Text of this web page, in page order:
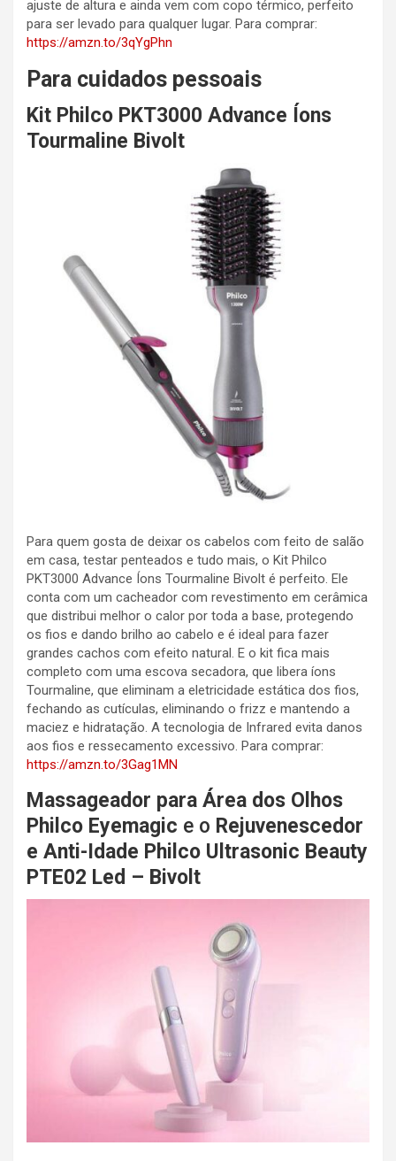
ajuste de altura e ainda vem com copo térmico, perfeito
para ser levado para qualquer lugar. Para comprar:
https://amzn.to/3qYgPhn
Para cuidados pessoais
Kit Philco PKT3000 Advance Íons
Tourmaline Bivolt
Para quem gosta de deixar os cabelos com feito de salão
em casa, testar penteados e tudo mais, o Kit Philco
PKT3000 Advance Íons Tourmaline Bivolt é perfeito. Ele
conta com um cacheador com revestimento em cerâmica
que distribui melhor o calor por toda a base, protegendo
os fios e dando brilho ao cabelo e é ideal para fazer
grandes cachos com efeito natural. E o kit fica mais
completo com uma escova secadora, que libera íons
Tourmaline, que eliminam a eletricidade estática dos fios,
fechando as cutículas, eliminando o frizz e mantendo a
maciez e hidratação. A tecnologia de Infrared evita danos
aos fios e ressecamento excessivo. Para comprar:
https://amzn.to/3Gag1MN
Massageador para Área dos Olhos
Philco Eyemagic e o Rejuvenescedor
e Anti-Idade Philco Ultrasonic Beauty
PTE02 Led – Bivolt